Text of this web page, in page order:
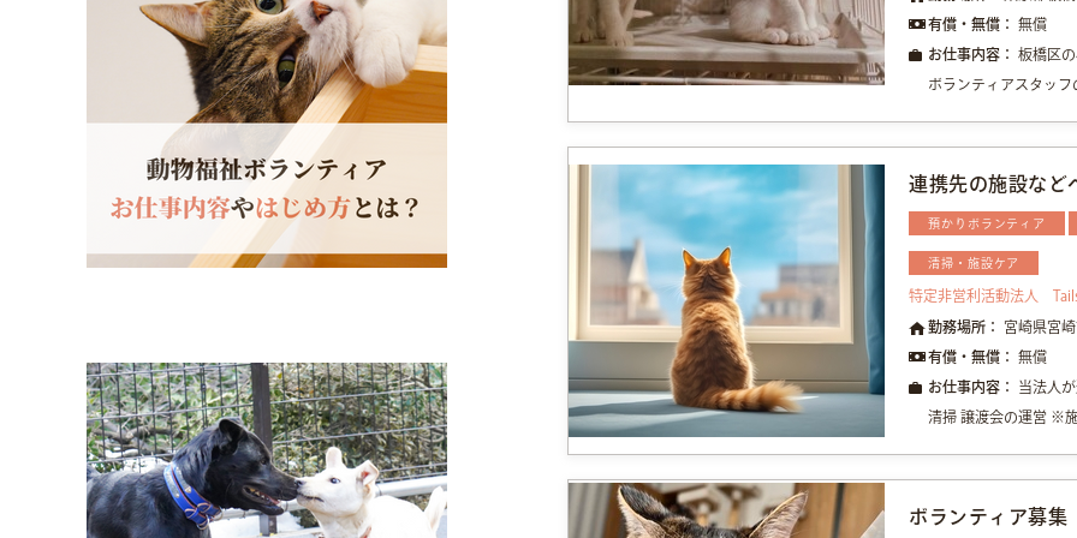
有償・無償： 無償
お仕事内容： 板橋区
ボランティアスタッフ
連携先の施設など
預かりボランティア
清掃・施設ケア
特定非営利活動法人
勤務場所： 宮崎県宮
有償・無償： 無償
お仕事内容： 当法人
清掃 譲渡会の運営 ※
ボランティア募集